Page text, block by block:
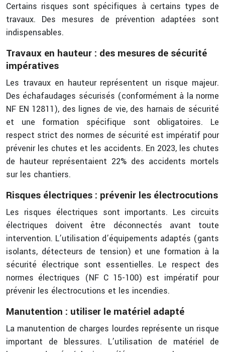
Certains risques sont spécifiques à certains types de
travaux. Des mesures de prévention adaptées sont
indispensables.
Travaux en hauteur : des mesures de sécurité
impératives
Les travaux en hauteur représentent un risque majeur.
Des échafaudages sécurisés (conformément à la norme
NF EN 12811), des lignes de vie, des harnais de sécurité
et une formation spécifique sont obligatoires. Le
respect strict des normes de sécurité est impératif pour
prévenir les chutes et les accidents. En 2023, les chutes
de hauteur représentaient 22% des accidents mortels
sur les chantiers.
Risques électriques : prévenir les électrocutions
Les risques électriques sont importants. Les circuits
électriques doivent être déconnectés avant toute
intervention. L’utilisation d’équipements adaptés (gants
isolants, détecteurs de tension) et une formation à la
sécurité électrique sont essentielles. Le respect des
normes électriques (NF C 15-100) est impératif pour
prévenir les électrocutions et les incendies.
Manutention : utiliser le matériel adapté
La manutention de charges lourdes représente un risque
important de blessures. L’utilisation de matériel de